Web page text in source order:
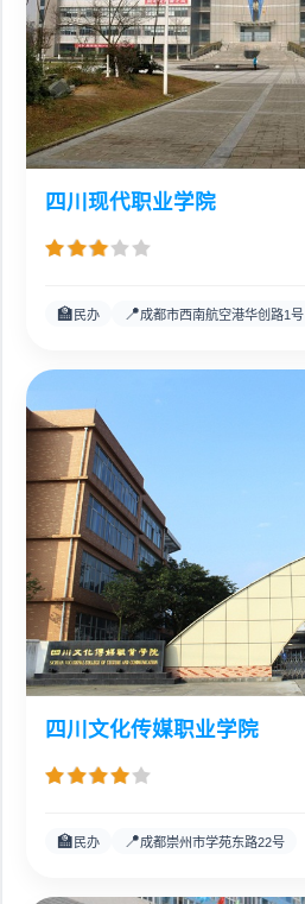
四川现代职业学院
🏫 民办 📍成都市西南航空港华创路1号
四川文化传媒职业学院
🏫 民办 📍成都崇州市学苑东路22号